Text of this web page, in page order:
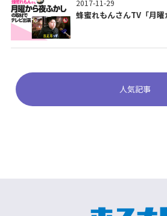
2017-11-29
蜂蜜れもんさんTV「月曜
人気記事